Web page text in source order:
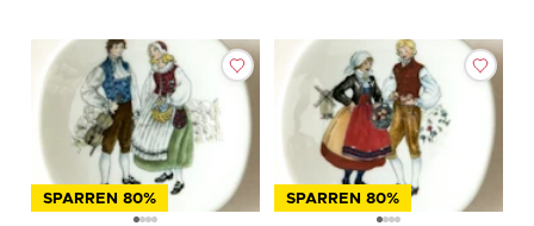
SPARREN 80% SPARREN 80%